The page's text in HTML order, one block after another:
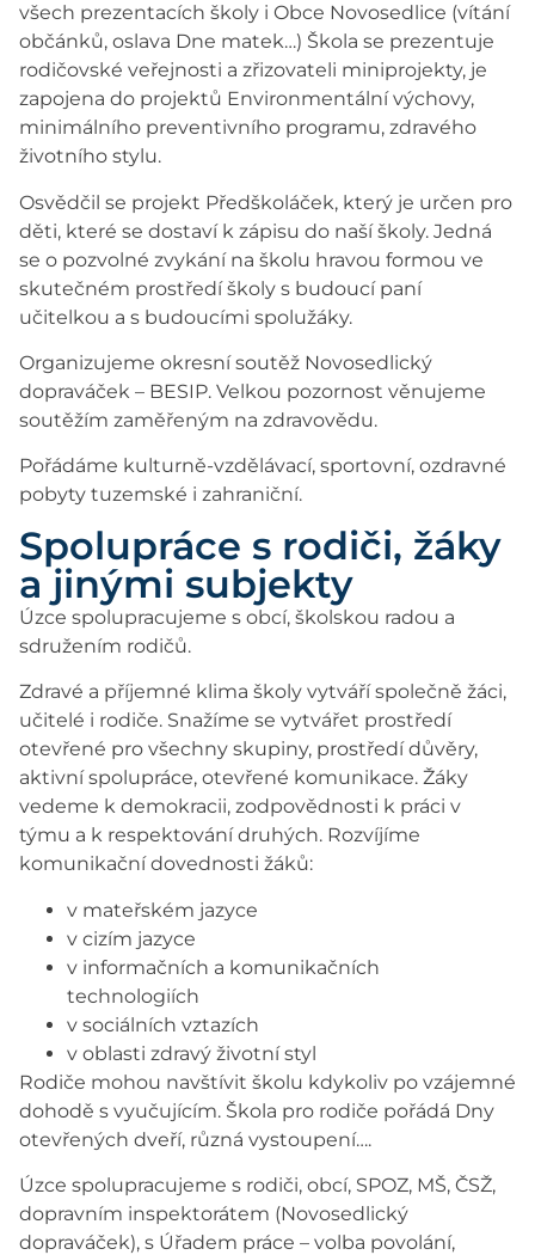
všech prezentacích školy i Obce Novosedlice (vítání
občánků, oslava Dne matek…) Škola se prezentuje
rodičovské veřejnosti a zřizovateli miniprojekty, je
zapojena do projektů Environmentální výchovy,
minimálního preventivního programu, zdravého
životního stylu.
Osvědčil se projekt Předškoláček, který je určen pro
děti, které se dostaví k zápisu do naší školy. Jedná
se o pozvolné zvykání na školu hravou formou ve
skutečném prostředí školy s budoucí paní
učitelkou a s budoucími spolužáky.
Organizujeme okresní soutěž Novosedlický
dopraváček – BESIP. Velkou pozornost věnujeme
soutěžím zaměřeným na zdravovědu.
Pořádáme kulturně-vzdělávací, sportovní, ozdravné
pobyty tuzemské i zahraniční.
Spolupráce s rodiči, žáky
a jinými subjekty
Úzce spolupracujeme s obcí, školskou radou a
sdružením rodičů.
Zdravé a příjemné klima školy vytváří společně žáci,
učitelé i rodiče. Snažíme se vytvářet prostředí
otevřené pro všechny skupiny, prostředí důvěry,
aktivní spolupráce, otevřené komunikace. Žáky
vedeme k demokracii, zodpovědnosti k práci v
týmu a k respektování druhých. Rozvíjíme
komunikační dovednosti žáků:
v mateřském jazyce
v cizím jazyce
v informačních a komunikačních
technologiích
v sociálních vztazích
v oblasti zdravý životní styl
Rodiče mohou navštívit školu kdykoliv po vzájemné
dohodě s vyučujícím. Škola pro rodiče pořádá Dny
otevřených dveří, různá vystoupení….
Úzce spolupracujeme s rodiči, obcí, SPOZ, MŠ, ČSŽ,
dopravním inspektorátem (Novosedlický
dopraváček), s Úřadem práce – volba povolání,